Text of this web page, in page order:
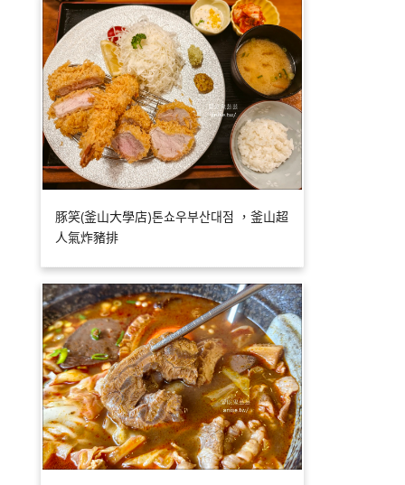
豚笑(釜山大學店)톤쇼우부산대점 ，釜山超
人氣炸豬排